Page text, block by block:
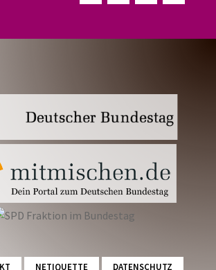
NETIQUETTE DATENSCHUTZ